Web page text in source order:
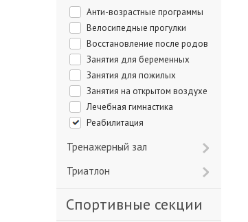
Анти-возрастные программы
Велосипедные прогулки
Восстановление после родов
Занятия для беременных
Занятия для пожилых
Занятия на открытом воздухе
Лечебная гимнастика
Реабилитация
Тренажерный зал
Триатлон
Спортивные секции